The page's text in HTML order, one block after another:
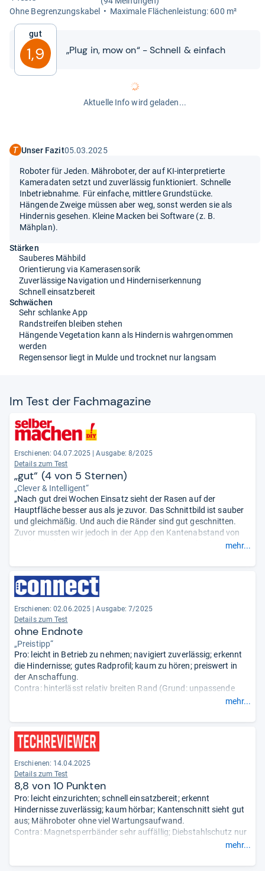
Ohne Begren­zungs­ka­bel
Maxi­male Flä­chen­leis­tung: 600 m²
Gut
1,9 „Plug in, mow on“ -​​ Schnell & ein­fach
Aktuelle Info wird geladen...
Unser Fazit05.03.2025
Roboter für Jeden. Mähroboter, der auf KI-interpretierte
Kameradaten setzt und zuverlässig funktioniert. Schnelle
Inbetriebnahme. Für einfache, mittlere Grundstücke.
Hängende Zweige müssen aber weg, sonst werden sie als
Hindernis gesehen. Kleine Macken bei Software (z. B.
Mähplan).
Stärken
Sauberes Mähbild
Orientierung via Kamerasensorik
Zuverlässige Navigation und Hinderniserkennung
Schnell einsatzbereit
Schwächen
Sehr schlanke App
Randstreifen bleiben stehen
Hängende Vegetation kann als Hindernis wahrgenommen
werden
Regensensor liegt in Mulde und trocknet nur langsam
Im Test der Fach­ma­ga­zine
Erschienen: 04.07.2025 | Ausgabe: 8/2025
Details zum Test
„gut“ (4 von 5 Sternen)
„Clever & Intelligent“
„Nach gut drei Wochen Einsatz sieht der Rasen auf der
Hauptfläche besser aus als je zuvor. Das Schnittbild ist sauber
und gleichmäßig. Und auch die Ränder sind gut geschnitten.
Zuvor mussten wir jedoch in der App den Kantenabstand von
fährt nicht überdurchschnittlich lange umher. ... Kleine
Einschränkungen gab es dennoch ... aber mit einem Software-
Update ... sollten auch diese kleinen Mankos vermeidbar sein.
...“
mehr...
Erschienen: 02.06.2025 | Ausgabe: 7/2025
Details zum Test
ohne Endnote
„Preistipp“
Pro: leicht in Betrieb zu nehmen; navigiert zuverlässig; erkennt
die Hindernisse; gutes Radprofil; kaum zu hören; preiswert in
der Anschaffung.
Contra: hinterlässt relativ breiten Rand (Grund: unpassende
Mähtellerposition); einfache App mit wenig Funktionsvielfalt -
unsere Redaktion.
mehr...
Erschienen: 14.04.2025
Details zum Test
8,8 von 10 Punkten
Pro: leicht einzurichten; schnell einsatzbereit; erkennt
Hindernisse zuverlässig; kaum hörbar; Kantenschnitt sieht gut
aus; Mähroboter ohne viel Wartungsaufwand.
Contra: Magnetsperrbänder sehr auffällig; Diebstahlschutz nur
Schnittrichtung kann nicht variiert werden; App hat noch
mehr...